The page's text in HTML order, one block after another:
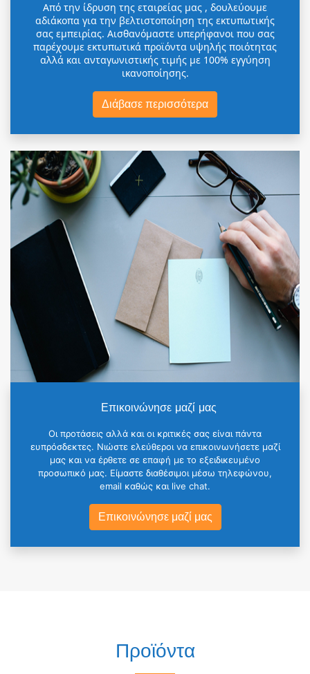
Από την ίδρυση της εταιρείας μας , δουλεύουμε
αδιάκοπα για την βελτιστοποίηση της εκτυπωτικής
σας εμπειρίας. Αισθανόμαστε υπερήφανοι που σας
παρέχουμε εκτυπωτικά προϊόντα υψηλής ποιότητας
αλλά και ανταγωνιστικής τιμής με 100% εγγύηση
ικανοποίησης.
Διάβασε περισσότερα
Επικοινώνησε μαζί μας
Οι προτάσεις αλλά και οι κριτικές σας είναι πάντα
ευπρόσδεκτες. Νιώστε ελεύθεροι να επικοινωνήσετε μαζί
μας και να έρθετε σε επαφή με το εξειδικευμένο
προσωπικό μας. Είμαστε διαθέσιμοι μέσω τηλεφώνου,
email καθώς και live chat.
Επικοινώνησε μαζί μας
Προϊόντα